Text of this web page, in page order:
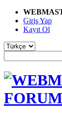
Giriş Yap
Kayıt Ol